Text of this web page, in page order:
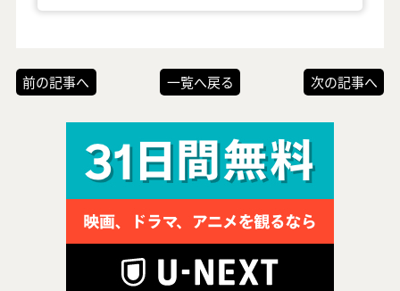
前の記事へ 一覧へ戻る 次の記事へ